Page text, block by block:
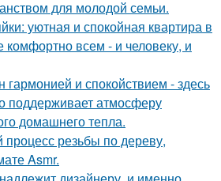
для молодой семьи.
уютная и спокойная квартира в
комфортно всем - и человеку, и
гармонией и спокойствием - здесь
поддерживает атмосферу
домашнего тепла.
резьбы по дереву,
Asmr.